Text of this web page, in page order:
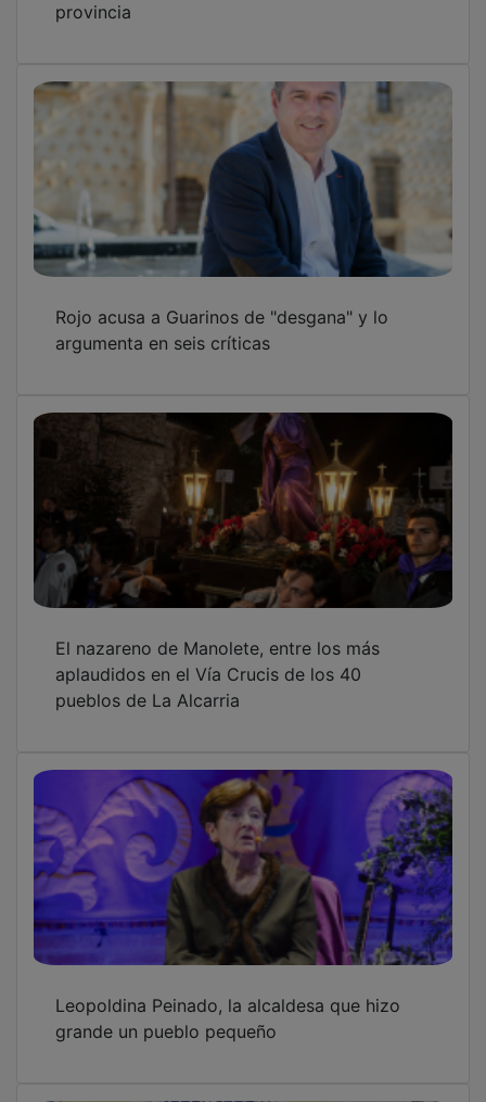
provincia
Rojo acusa a Guarinos de "desgana" y lo
argumenta en seis críticas
El nazareno de Manolete, entre los más
aplaudidos en el Vía Crucis de los 40
pueblos de La Alcarria
Leopoldina Peinado, la alcaldesa que hizo
grande un pueblo pequeño